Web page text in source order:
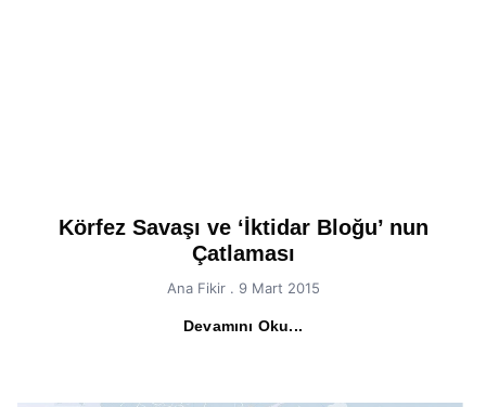
Körfez Savaşı ve ‘İktidar Bloğu’ nun
Çatlaması
Ana Fikir 9 Mart 2015
Devamını Oku...